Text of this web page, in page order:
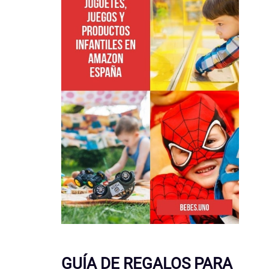
GUÍA DE REGALOS PARA